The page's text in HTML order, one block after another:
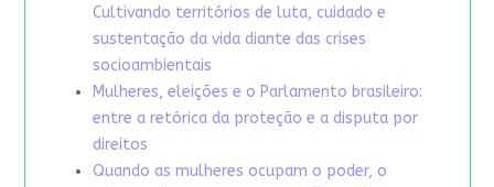
Cultivando territórios de luta, cuidado e
sustentação da vida diante das crises
socioambientais
Mulheres, eleições e o Parlamento brasileiro:
entre a retórica da proteção e a disputa por
direitos
Quando as mulheres ocupam o poder, o